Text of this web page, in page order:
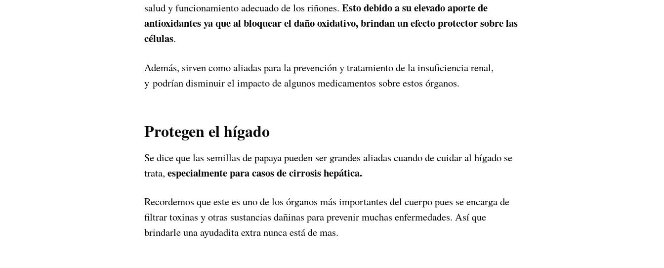
salud y funcionamiento adecuado de los riñones. Esto debido a su elevado aporte de
antioxidantes ya que al bloquear el daño oxidativo, brindan un efecto protector sobre las
células.
Además, sirven como aliadas para la prevención y tratamiento de la insuficiencia renal,
y podrían disminuir el impacto de algunos medicamentos sobre estos órganos.
Protegen el hígado
Se dice que las semillas de papaya pueden ser grandes aliadas cuando de cuidar al hígado se
trata, especialmente para casos de cirrosis hepática.
Recordemos que este es uno de los órganos más importantes del cuerpo pues se encarga de
filtrar toxinas y otras sustancias dañinas para prevenir muchas enfermedades. Así que
brindarle una ayudadita extra nunca está de mas.